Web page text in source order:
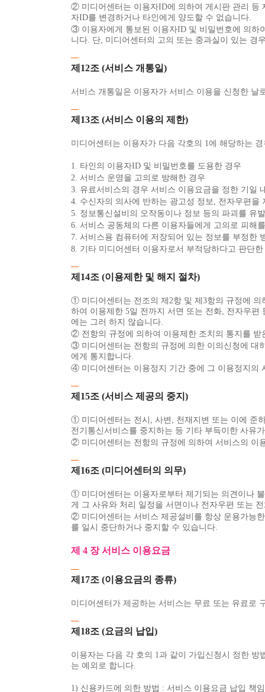
② 미디어센터는 이용자ID에 의하여 게시판 관리 등
자ID를 변경하거나 타인에게 양도할 수 없습니다.
③ 이용자에게 통보된 이용자ID 및 비밀번호에 의하
니다. 단, 미디어센터의 고의 또는 중과실이 있는 경
제12조 (서비스 개통일)
서비스 개통일은 이용자가 서비스 이용을 신청한
제13조 (서비스 이용의 제한)
미디어센터는 이용자가 다음 각호의 1에 해당하는
1. 타인의 이용자ID 및 비밀번호를 도용한 경우
2. 서비스 운영을 고의로 방해한 경우
3. 유료서비스의 경우 서비스 이용요금을 정한 기일
4. 수신자의 의사에 반하는 광고성 정보, 전자우편을
5. 정보통신설비의 오작동이나 정보 등의 파괴를 유
6. 서비스 공동체의 다른 이용자들에게 고의로 피해
7. 서비스용 컴퓨터에 저장되어 있는 정보를 부정한
8. 기타 미디어센터 이용자로서 부적당하다고 판단한
제14조 (이용제한 및 해지 절차)
① 미디어센터는 전조의 제2항 및 제3항의 규정에
하여 이용제한 5일 전까지 서면 또는 전화, 전자우
에는 그러 하지 않습니다.
② 전항의 규정에 의하여 이용제한 조치의 통지를 받
③ 미디어센터는 전항의 규정에 의한 이의신청에 대
에게 통지합니다.
④ 미디어센터는 이용정지 기간 중에 그 이용정지의
제15조 (서비스 제공의 중지)
① 미디어센터는 전시, 사변, 천재지변 또는 이에 준
전기통신서비스를 중지하는 등 기타 부득이한 사유
② 미디어센터는 전항의 규정에 의하여 서비스의 이
제16조 (미디어센터의 의무)
① 미디어센터는 이용자로부터 제기되는 의견이나
게 그 사유와 처리 일정을 서면이나 전자우편 또는
② 미디어센터는 서비스 제공설비를 항상 운용가능
를 일시 중단하거나 중지할 수 있습니다.
제 4 장 서비스 이용요금
제17조 (이용요금의 종류)
미디어센터가 제공하는 서비스는 무료 또는 유료로
제18조 (요금의 납입)
이용자는 다음 각 호의 1과 같이 가입신청시 정한
는 예외로 합니다.
1) 신용카드에 의한 방법 : 서비스 이용요금 납입 책